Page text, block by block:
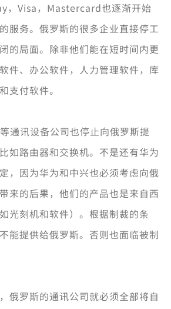
，Visa，Mastercard也逐渐开始
服务。俄罗斯的很多企业直接停工
的局面。除非他们能在短时间内更
件、办公软件，人力管理软件，库
支付软件。
通讯设备公司也停止向俄罗斯提
如路由器和交换机。不是还有华为
，因为华为和中兴也必须考虑向俄
来的后果，他们的产品也是来自西
光刻机和软件）。根据制裁的条
能提供给俄罗斯。否则也面临被制
俄罗斯的通讯公司就必须全部将自